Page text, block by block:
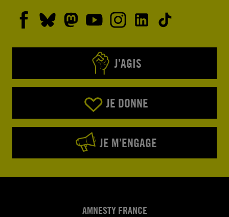
J’AGIS
JE DONNE
JE M’ENGAGE
AMNESTY FRANCE